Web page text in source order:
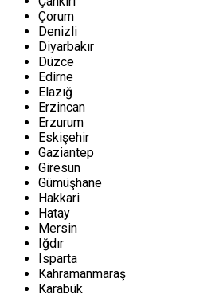
Çorum
Denizli
Diyarbakır
Düzce
Edirne
Elazığ
Erzincan
Erzurum
Eskişehir
Gaziantep
Giresun
Gümüşhane
Hakkari
Hatay
Mersin
Iğdır
Isparta
Kahramanmaraş
Karabük